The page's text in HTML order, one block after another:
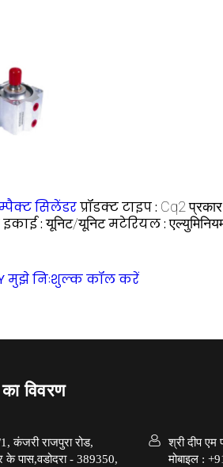
सिलेंडरप्रॉडक्ट टाइप : Cq2
:यूनिट/यूनिटमटेरियल :
मुझे निःशुल्क कॉल करें
विवरण
कंजरी राजपुरा रोड,
के पास,वडोदरा - 389350,
श्री दीप एम
मोबाइल :